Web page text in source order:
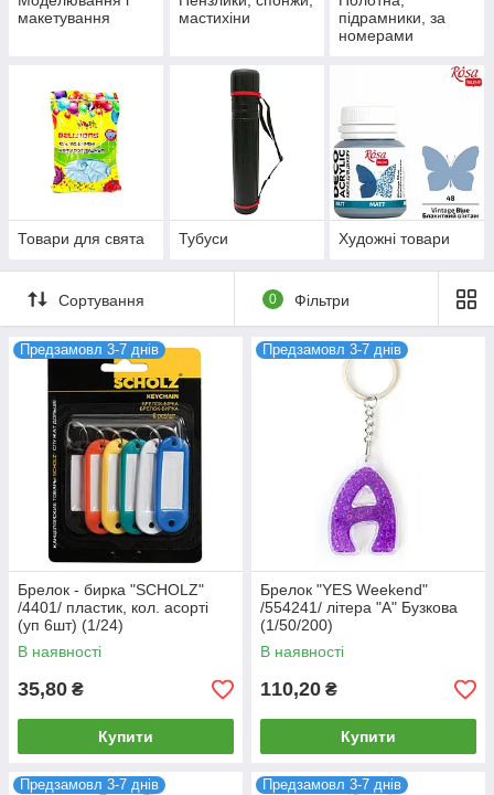
макетування
мастихіни
підрамники, за
номерами
Товари для свята Тубуси Художні товари
Сортування 0 Фільтри
Предзамовл 3-7 днів
Брелок - бирка "SCHOLZ"
/4401/ пластик, кол. асорті
(уп 6шт) (1/24)
В наявності
35,80 ₴
Купити
Предзамовл 3-7 днів
Брелок "YES Weekend"
/554241/ літера "А" Бузкова
(1/50/200)
В наявності
110,20 ₴
Купити
Предзамовл 3-7 днів Предзамовл 3-7 днів